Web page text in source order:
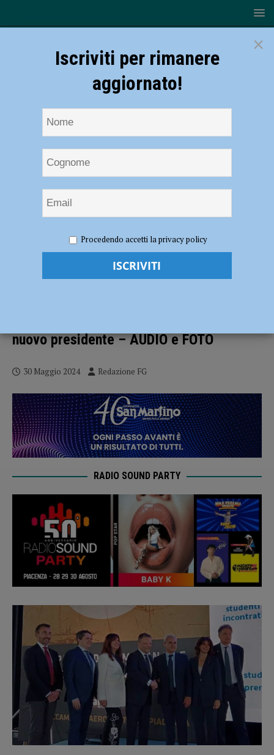
chiude in crescita: volume d’affari da 8 milioni e 24 mila dipendenti
rappresentati. Nicola Parenti nuovo presidente – AUDIO e FOTO
Confindustria, Rolleri chiude in crescita:
nuovo presidente – AUDIO e FOTO
30 Maggio 2024 Redazione FG
RADIO SOUND PARTY
×
Iscriviti per rimanere
aggiornato!
Procedendo accetti la privacy policy